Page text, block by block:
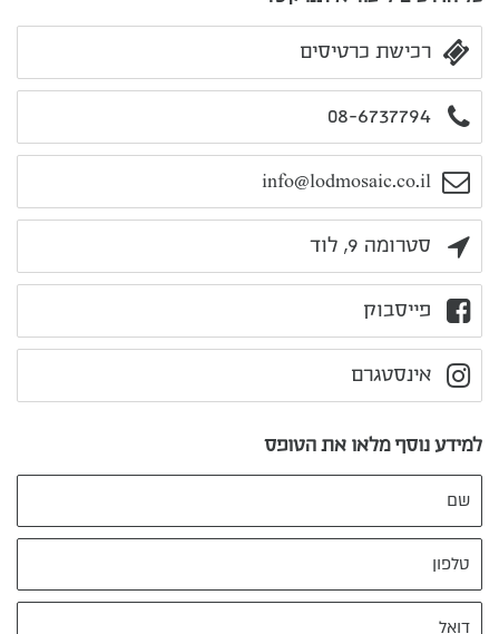
רכישת כרטיסים
08-6737794
info@lodmosaic.co.il
סטרומה 9, לוד
פייסבוק
אינסטגרם
למידע נוסף מלאו את הטופס